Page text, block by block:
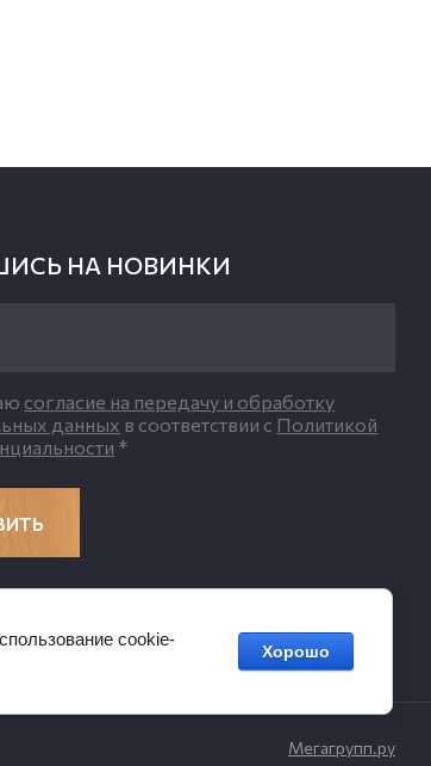
НА НОВИНКИ
согласие на передачу и обработку
данных в соответствии с Политикой
*
Мегагрупп.ру
cookie-
Хорошо